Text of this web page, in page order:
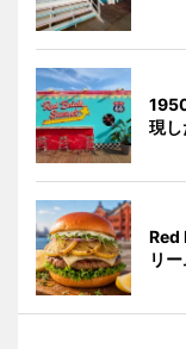
現し
Red
リ